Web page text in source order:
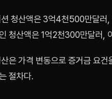
션 청산액은 3억4천500만달
청산액은 1억2천300만달러,
은 가격 변동으로 증거금 요
절차다.